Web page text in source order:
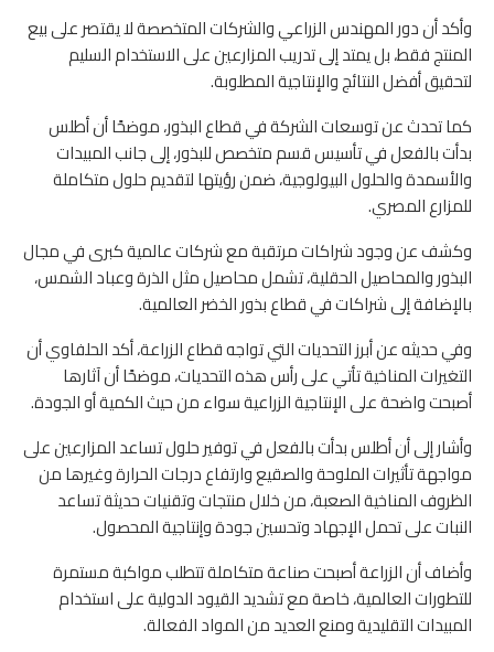
وأكد أن دور المهندس الزراعي والشركات المتخصصة لا يقتصر على بيع
المنتج فقط، بل يمتد إلى تدريب المزارعين على الاستخدام السليم
لتحقيق أفضل النتائج والإنتاجية المطلوبة.
كما تحدث عن توسعات الشركة في قطاع البذور، موضحًا أن أطلس
بدأت بالفعل في تأسيس قسم متخصص للبذور، إلى جانب المبيدات
والأسمدة والحلول البيولوجية، ضمن رؤيتها لتقديم حلول متكاملة
للمزارع المصري.
وكشف عن وجود شراكات مرتقبة مع شركات عالمية كبرى في مجال
البذور والمحاصيل الحقلية، تشمل محاصيل مثل الذرة وعباد الشمس،
بالإضافة إلى شراكات في قطاع بذور الخضر العالمية.
وفي حديثه عن أبرز التحديات التي تواجه قطاع الزراعة، أكد الحلفاوي أن
التغيرات المناخية تأتي على رأس هذه التحديات، موضحًا أن آثارها
أصبحت واضحة على الإنتاجية الزراعية سواء من حيث الكمية أو الجودة.
وأشار إلى أن أطلس بدأت بالفعل في توفير حلول تساعد المزارعين على
مواجهة تأثيرات الملوحة والصقيع وارتفاع درجات الحرارة وغيرها من
الظروف المناخية الصعبة، من خلال منتجات وتقنيات حديثة تساعد
النبات على تحمل الإجهاد وتحسين جودة وإنتاجية المحصول.
وأضاف أن الزراعة أصبحت صناعة متكاملة تتطلب مواكبة مستمرة
للتطورات العالمية، خاصة مع تشديد القيود الدولية على استخدام
المبيدات التقليدية ومنع العديد من المواد الفعالة.